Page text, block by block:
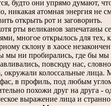
будто они упрямо думают,
никакая атомная энергия не
открыть рот и заговорить.
рты великанов запечатаны
многое открылось для тех,
склону в хаосе
мы ни пробирались, где бы мы
повсюду нас,
окружали колоссальные лица.
в профиль, под любым
похожи друг на друга -
выражение лица и странно